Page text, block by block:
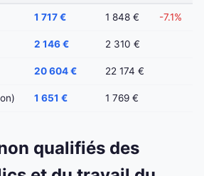
1 717 € 1 848 € -7.1%
2 146 € 2 310 €
20 604 € 22 174 €
1 651 € 1 769 €
qualifiés des